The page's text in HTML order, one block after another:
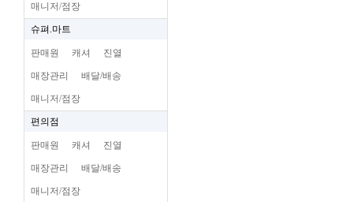
매니저/점장
슈펴.마트
판매원 캐셔 진열
매장관리 배달/배송
매니저/점장
편의점
판매원 캐셔 진열
매장관리 배달/배송
매니저/점장